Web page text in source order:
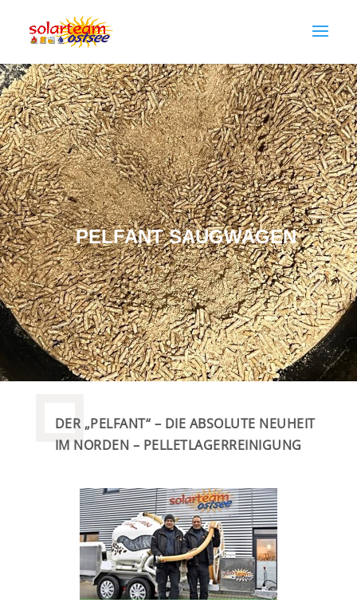
PELFANT SAUGWAGEN
DER „PELFANT“ – DIE ABSOLUTE NEUHEIT
IM NORDEN – PELLETLAGERREINIGUNG